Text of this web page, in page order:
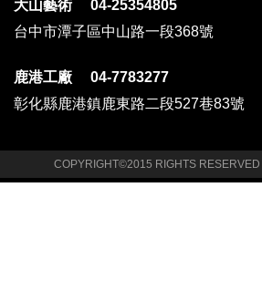
大山藝術 04-25354805
台中市潭子區中山路一段368號
鹿港工廠 04-7783277
彰化縣鹿港鎮鹿東路二段527巷83號
COPYRIGHT©2015 RIGHTS